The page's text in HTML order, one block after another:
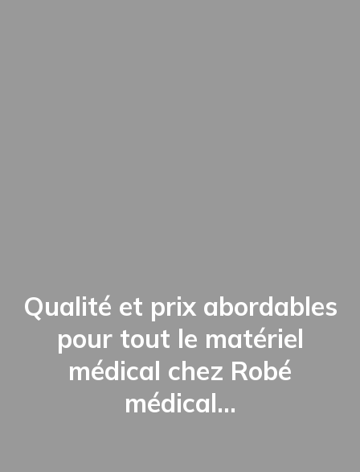
Qualité et prix abordables
pour tout le matériel
médical chez Robé
médical…